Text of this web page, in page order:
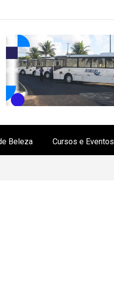
Beleza Cursos e Eventos